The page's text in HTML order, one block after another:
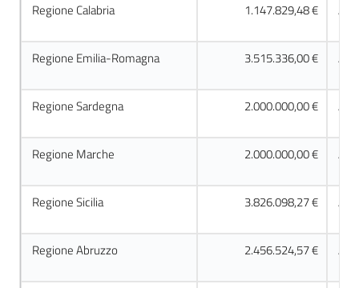
Regione Calabria 1.147.829,48 €
Regione Emilia-Romagna 3.515.336,00 €
Regione Sardegna 2.000.000,00 €
Regione Marche 2.000.000,00 €
Regione Sicilia 3.826.098,27 €
Regione Abruzzo 2.456.524,57 €